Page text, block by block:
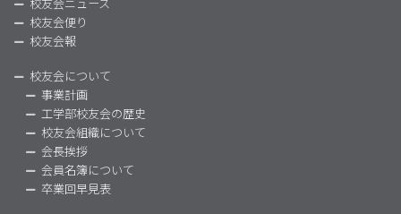
校友会ニュース
校友会便り
校友会報
校友会について
事業計画
工学部校友会の歴史
校友会組織について
会長挨拶
会員名簿について
卒業回早見表